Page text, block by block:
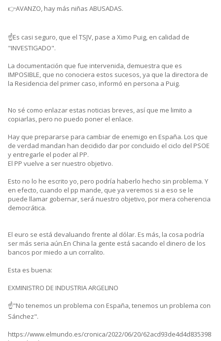
👉AVANZO, hay más niñas ABUSADAS.
☝️Es casi seguro, que el TSJV, pase a Ximo Puig, en calidad de
"INVESTIGADO".
La documentación que fue intervenida, demuestra que es
IMPOSIBLE, que no conociera estos sucesos, ya que la directora de
la Residencia del primer caso, informó en persona a Puig.
No sé como enlazar estas noticias breves, así que me limito a
copiarlas, pero no puedo poner el enlace.
Hay que prepararse para cambiar de enemigo en España. Los que
de verdad mandan han decidido dar por concluido el ciclo del PSOE
y entregarle el poder al PP.
El PP vuelve a ser nuestro objetivo.
Esto no lo he escrito yo, pero podría haberlo hecho sin problema. Y
en efecto, cuando el pp mande, que ya veremos si a eso se le
puede llamar gobernar, será nuestro objetivo, por mera coherencia
democrática.
El euro se está devaluando frente al dólar. Es más, la cosa podría
ser más seria aún.En China la gente está sacando el dinero de los
bancos por miedo a un corralito.
Esta es buena:
EXMINISTRO DE INDUSTRIA ARGELINO
☝️"No tenemos un problema con España, tenemos un problema con
Sánchez".
https://www.elmundo.es/cronica/2022/06/20/62acd93de4d4d835398